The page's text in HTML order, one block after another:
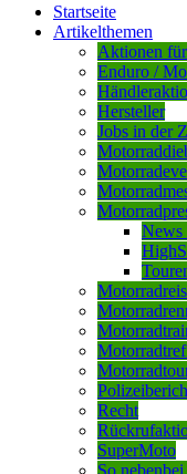
Startseite
Artikelthemen
Aktionen
Enduro /
Hersteller
Jobs in der
News
Recht
SuperMoto
So